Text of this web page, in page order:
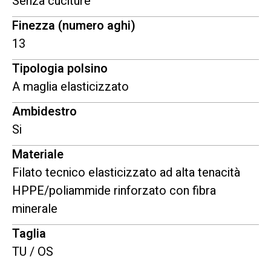
Finezza (numero aghi)
13
Tipologia polsino
A maglia elasticizzato
Ambidestro
Si
Materiale
Filato tecnico elasticizzato ad alta tenacità
HPPE/poliammide rinforzato con fibra
minerale
Taglia
TU / OS